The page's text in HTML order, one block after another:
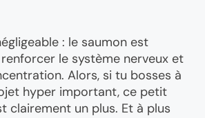
: le saumon est
le système nerveux et
Alors, si tu bosses à
hyper important, ce petit
clairement un plus. Et à plus